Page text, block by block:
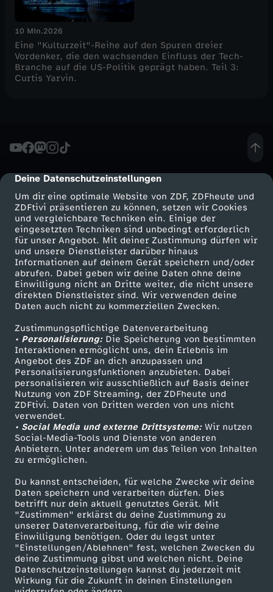
cmp-dialog-description
Deine Datenschutzeinstellungen
Um dir eine optimale Website von ZDF, ZDFheute und
ZDFtivi präsentieren zu können, setzen wir Cookies
und vergleichbare Techniken ein. Einige der
eingesetzten Techniken sind unbedingt erforderlich
für unser Angebot. Mit deiner Zustimmung dürfen wir
und unsere Dienstleister darüber hinaus
Informationen auf deinem Gerät speichern und/oder
abrufen. Dabei geben wir deine Daten ohne deine
Einwilligung nicht an Dritte weiter, die nicht unsere
direkten Dienstleister sind. Wir verwenden deine
Daten auch nicht zu kommerziellen Zwecken.
Zustimmungspflichtige Datenverarbeitung
• Personalisierung:Die Speicherung von bestimmten
Interaktionen ermöglicht uns, dein Erlebnis im
Angebot des ZDF an dich anzupassen und
Personalisierungsfunktionen anzubieten. Dabei
personalisieren wir ausschließlich auf Basis deiner
Nutzung von ZDF Streaming, der ZDFheute und
ZDFtivi. Daten von Dritten werden von uns nicht
verwendet.
• Social Media und externe Drittsysteme:Wir nutzen
Social-Media-Tools und Dienste von anderen
Anbietern. Unter anderem um das Teilen von Inhalten
zu ermöglichen.
Du kannst entscheiden, für welche Zwecke wir deine
Daten speichern und verarbeiten dürfen. Dies
betrifft nur dein aktuell genutztes Gerät. Mit
"Zustimmen" erklärst du deine Zustimmung zu
unserer Datenverarbeitung, für die wir deine
Einwilligung benötigen. Oder du legst unter
"Einstellungen/Ablehnen" fest, welchen Zwecken du
deine Zustimmung gibst und welchen nicht. Deine
Datenschutzeinstellungen kannst du jederzeit mit
Wirkung für die Zukunft in deinen Einstellungen
10 Min.2026
Eine "Kulturzeit"-Reihe auf den Spuren dreier
Vordenker, die den wachsenden Einfluss der Tech-
Branche auf die US-Politik geprägt haben. Teil 3:
Curtis Yarvin.
Mehr ZDF
ZDF-Apps
Smart TV
ZDFtext
Livestreams
Sendungen A-Z
TV-Programm
Service
ZDFmitreden
Kontakt zum ZDF
Tickets
Zuschauerservice
Hilfe
ZDF Unternehmen
Karriere
ZDF goes Schule
Werbefernsehen
Mainzelmännchen